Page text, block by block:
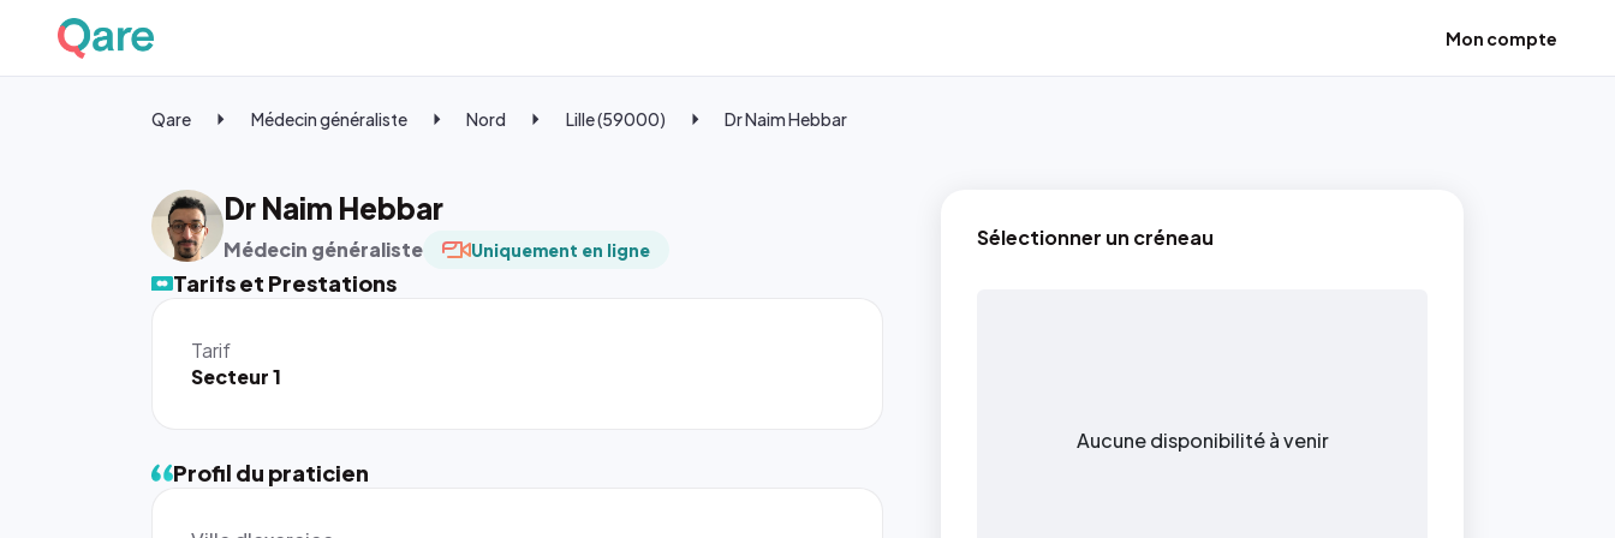
Mon compte
Qare Médecin généraliste Nord Lille (59000) Dr Naim Hebbar
Dr Naim Hebbar
Médecin généraliste Uniquement en ligne
Tarifs et Prestations
Tarif
Secteur 1
Sélectionner un créneau
Aucune disponibilité à venir
Profil du praticien